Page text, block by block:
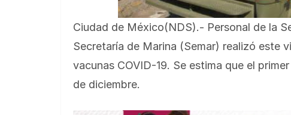
Ciudad de México(NDS).- Personal de la
Secretaría de Marina (Semar) realizó este
vacunas COVID-19. Se estima que el
de diciembre.